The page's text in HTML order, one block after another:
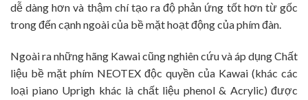
dễ dàng hơn và thậm chí tạo ra độ phản ứng tốt hơn từ gốc
trong đến cạnh ngoài của bề mặt hoạt động của phím đàn.
Ngoài ra những hãng Kawai cũng nghiên cứu và áp dụng Chất
liệu bề mặt phím NEOTEX độc quyền của Kawai (khác các
loại piano Uprigh khác là chất liệu phenol & Acrylic) được